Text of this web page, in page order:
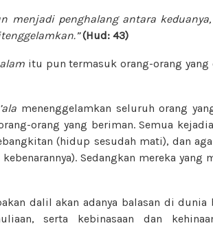
menjadi penghalang antara
(Hud: 43)
itu pun termasuk orang-orang yang
menenggelamkan seluruh orang
orang yang beriman. Semua
(hidup sesudah mati), dan
Sedangkan mereka
dalil akan adanya balasan di
serta kebinasaan dan